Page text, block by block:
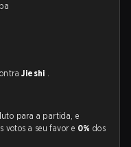
Jieshi .
para a partida, e
votos a seu favor e 0% dos